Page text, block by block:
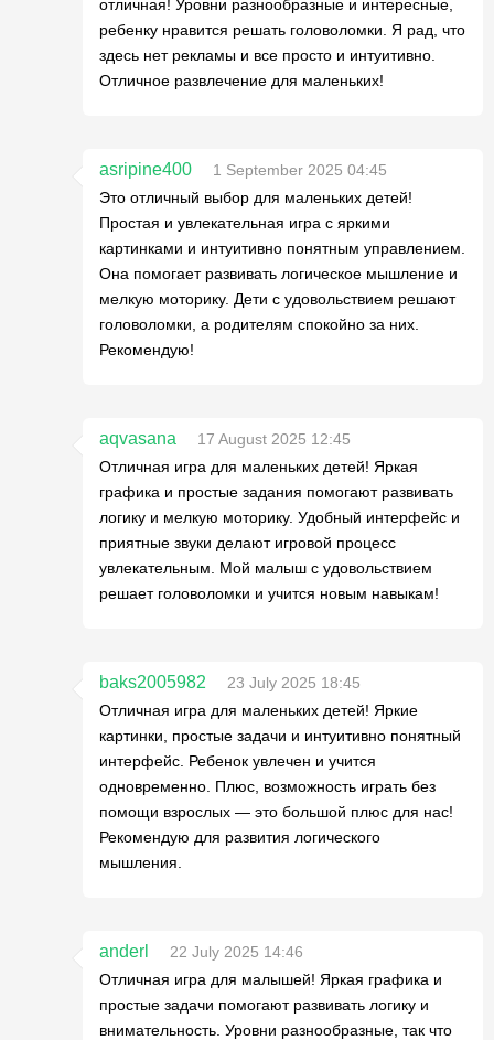
отличная! Уровни разнообразные и интересные,
ребенку нравится решать головоломки. Я рад, что
здесь нет рекламы и все просто и интуитивно.
Отличное развлечение для маленьких!
asripine400
1 September 2025 04:45
Это отличный выбор для маленьких детей!
Простая и увлекательная игра с яркими
картинками и интуитивно понятным управлением.
Она помогает развивать логическое мышление и
мелкую моторику. Дети с удовольствием решают
головоломки, а родителям спокойно за них.
Рекомендую!
aqvasana
17 August 2025 12:45
Отличная игра для маленьких детей! Яркая
графика и простые задания помогают развивать
логику и мелкую моторику. Удобный интерфейс и
приятные звуки делают игровой процесс
увлекательным. Мой малыш с удовольствием
решает головоломки и учится новым навыкам!
baks2005982
23 July 2025 18:45
Отличная игра для маленьких детей! Яркие
картинки, простые задачи и интуитивно понятный
интерфейс. Ребенок увлечен и учится
одновременно. Плюс, возможность играть без
помощи взрослых — это большой плюс для нас!
Рекомендую для развития логического
мышления.
anderl
22 July 2025 14:46
Отличная игра для малышей! Яркая графика и
простые задачи помогают развивать логику и
внимательность. Уровни разнообразные, так что